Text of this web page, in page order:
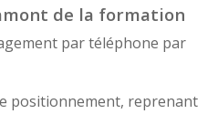
de la formation
par téléphone par
positionnement, reprenant